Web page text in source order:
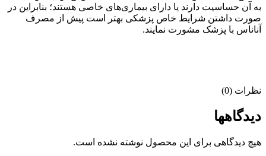
به آن حساسیت دارند یا دارای بیماری‌های خاصی هستند؛ بنابراین در
صورت داشتن شرایط خاص پزشکی بهتر است پیش از مصرف
آناناس با پزشک مشورت نمایند.
نظرات (0)
دیدگاهها
هیچ دیدگاهی برای این محصول نوشته نشده است.